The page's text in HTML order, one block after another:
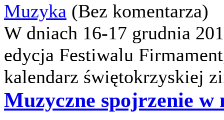
Muzyka (Bez komentarza)
W dniach 16-17 grudnia
edycja Festiwalu
kalendarz świętokrzyskiej
Muzyczne spojrzenie